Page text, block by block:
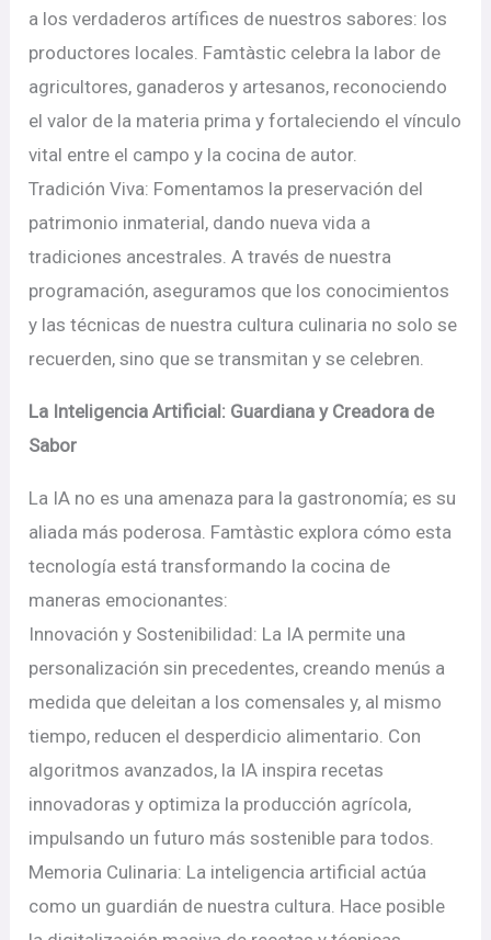
a los verdaderos artífices de nuestros sabores: los
productores locales. Famtàstic celebra la labor de
agricultores, ganaderos y artesanos, reconociendo
el valor de la materia prima y fortaleciendo el vínculo
vital entre el campo y la cocina de autor.
Tradición Viva: Fomentamos la preservación del
patrimonio inmaterial, dando nueva vida a
tradiciones ancestrales. A través de nuestra
programación, aseguramos que los conocimientos
y las técnicas de nuestra cultura culinaria no solo se
recuerden, sino que se transmitan y se celebren.
La Inteligencia Artificial: Guardiana y Creadora de
Sabor
La IA no es una amenaza para la gastronomía; es su
aliada más poderosa. Famtàstic explora cómo esta
tecnología está transformando la cocina de
maneras emocionantes:
Innovación y Sostenibilidad: La IA permite una
personalización sin precedentes, creando menús a
medida que deleitan a los comensales y, al mismo
tiempo, reducen el desperdicio alimentario. Con
algoritmos avanzados, la IA inspira recetas
innovadoras y optimiza la producción agrícola,
impulsando un futuro más sostenible para todos.
Memoria Culinaria: La inteligencia artificial actúa
como un guardián de nuestra cultura. Hace posible